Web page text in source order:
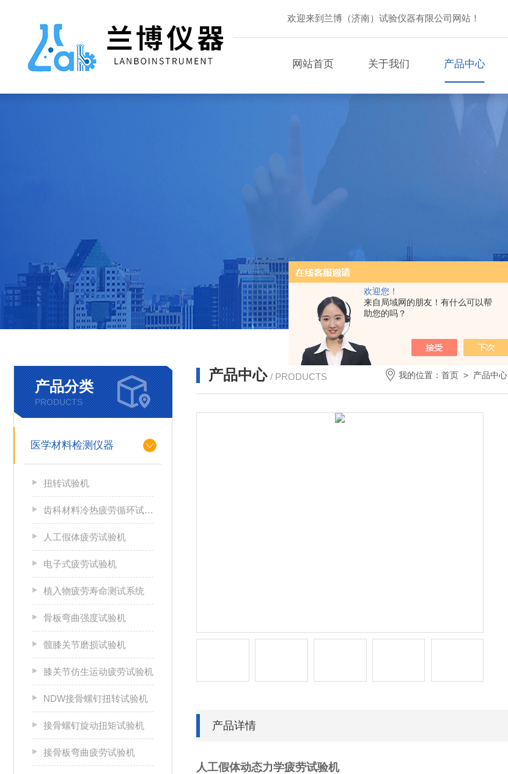
欢迎您！
来自局域网的朋友！有什么可以帮
助您的吗？
欢迎来到兰博（济南）试验仪器有限公司网站！
网站首页 关于我们 产品中心
产品分类
PRODUCTS
医学材料检测仪器
扭转试验机
齿科材料冷热疲劳循环试验机
人工假体疲劳试验机
电子式疲劳试验机
植入物疲劳寿命测试系统
骨板弯曲强度试验机
髋膝关节磨损试验机
膝关节仿生运动疲劳试验机
NDW接骨螺钉扭转试验机
接骨螺钉旋动扭矩试验机
接骨板弯曲疲劳试验机
产品中心 / PRODUCTS 我的位置： 首页 > 产品中心
产品详情
人工假体动态力学疲劳试验机